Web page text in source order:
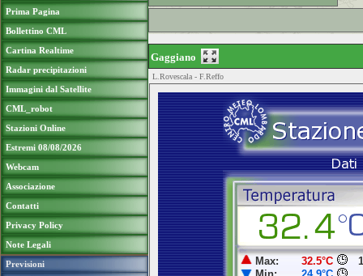
Prima Pagina
Bollettino CML
Cartina Realtime
Radar precipitazioni
Immagini dal Satellite
CML_robot
Stazioni Online
Estremi 08/08/2026
Webcam
Associazione
Contatti
Privacy Policy
Note Legali
Previsioni
Gaggiano
L.Rovescala - F.Reffo